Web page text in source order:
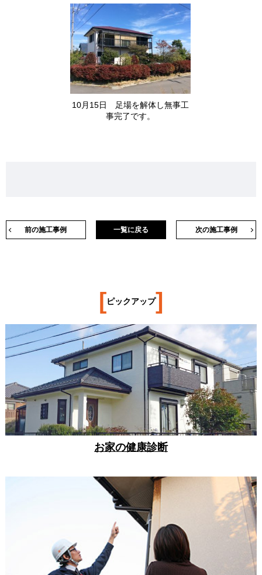
10月15日 足場を解体し無事工
事完了です。
前の施工事例 次の施工事例
一覧に戻る
[ピックアップ]
お家の健康診断